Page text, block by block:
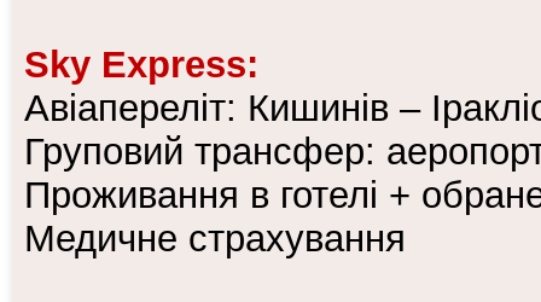
Sky Express:
Авіапереліт: Кишинів –
Груповий трансфер:
Проживання в готелі +
Медичне страхування